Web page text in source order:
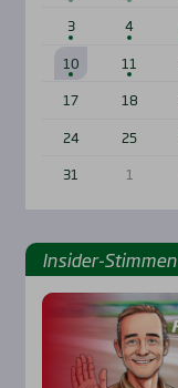
3
4
10
11
17
18
24
25
31
1
Insi­der-Stim­men